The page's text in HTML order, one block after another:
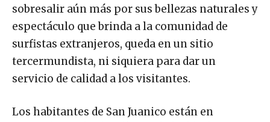
sobresalir aún más por sus bellezas naturales y
espectáculo que brinda a la comunidad de
surfistas extranjeros, queda en un sitio
tercermundista, ni siquiera para dar un
servicio de calidad a los visitantes.
Los habitantes de San Juanico están en